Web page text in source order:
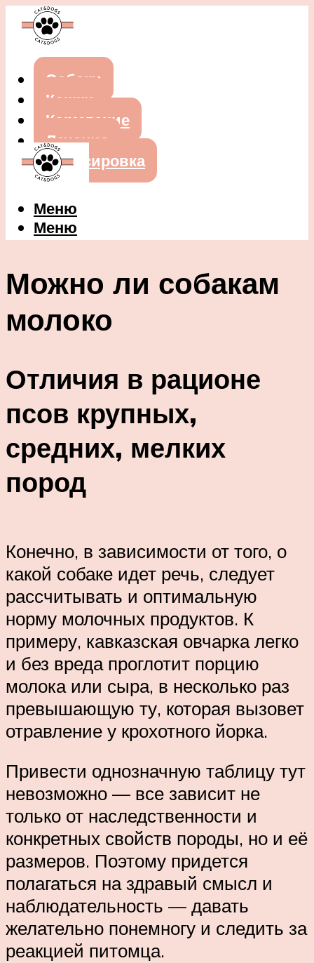
Собаки
Кошки
Кормление
Лечение
Дрессировка
Меню
Меню
Можно ли собакам
молоко
Отличия в рационе
псов крупных,
средних, мелких
пород
Конечно, в зависимости от того, о
какой собаке идет речь, следует
рассчитывать и оптимальную
норму молочных продуктов. К
примеру, кавказская овчарка легко
и без вреда проглотит порцию
молока или сыра, в несколько раз
превышающую ту, которая вызовет
отравление у крохотного йорка.
Привести однозначную таблицу тут
невозможно — все зависит не
только от наследственности и
конкретных свойств породы, но и её
размеров. Поэтому придется
полагаться на здравый смысл и
наблюдательность — давать
желательно понемногу и следить за
реакцией питомца.